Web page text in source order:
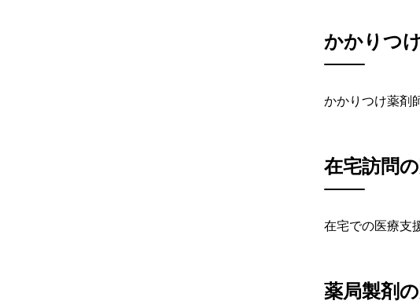
かかりつ
かかりつけ薬剤
在宅訪問
在宅での医療支
薬局製剤